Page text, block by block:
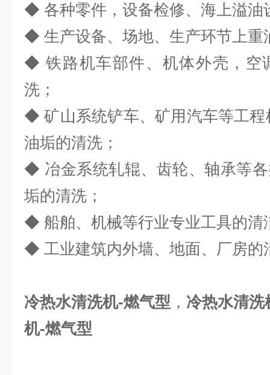
◆ 各种零件，设备检修、海上溢油
◆ 生产设备、场地、生产环节上重
◆ 铁路机车部件、机体外壳，空
洗；
◆ 矿山系统铲车、矿用汽车等工
油垢的清洗；
◆ 冶金系统轧辊、齿轮、轴承等
垢的清洗；
◆ 船舶、机械等行业专业工具的清
◆ 工业建筑内外墙、地面、厂房的
冷热水清洗机-燃气型 ， 冷热水清洗
机-燃气型